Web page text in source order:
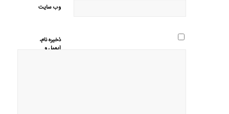
وب‌ سایت
ذخیره نام،
ایمیل و